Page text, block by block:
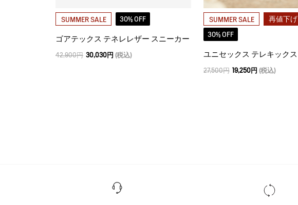
SUMMER SALE 30% OFF
ゴアテックス テネレレザー スニーカー
42,900円 30,030円 (税込)
SUMMER SALE
再値下げ
30% OFF
27,500円 19,250円 (税込)